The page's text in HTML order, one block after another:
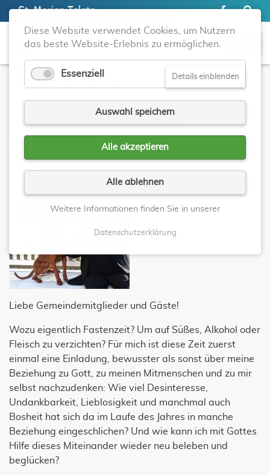
St. Marien Telgte
AN(GE)DACHT
WOZU EIGENTLICH
FASTENZEIT?
Datum: 13.03.202
Liebe Gemeindemitglieder und Gäste!
Wozu eigentlich Fastenzeit? Um auf Süßes, Alkohol oder
Fleisch zu verzichten? Für mich ist diese Zeit zuerst
einmal eine Einladung, bewusster als sonst über meine
Beziehung zu Gott, zu meinen Mitmenschen und zu mir
selbst nachzudenken: Wie viel Desinteresse,
Undankbarkeit, Lieblosigkeit und manchmal auch
Bosheit hat sich da im Laufe des Jahres in manche
Beziehung eingeschlichen? Und wie kann ich mit Gottes
Hilfe dieses Miteinander wieder neu beleben und
beglücken?
Diese Website verwendet Cookies, um Nutzern
das beste Website-Erlebnis zu ermöglichen.
Essenziell Details einblenden
Auswahl speichern
Alle akzeptieren
Alle ablehnen
Weitere Informationen finden Sie in unserer
Datenschutzerklärung